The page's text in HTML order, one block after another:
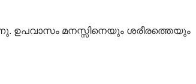
ഉപവാസം മനസ്സിനെയും ശരീരത്തെയും